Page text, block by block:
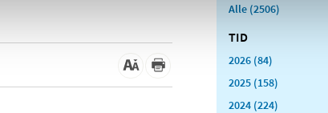
Alle (2506)
TID
2026 (84)
2025 (158)
2024 (224)